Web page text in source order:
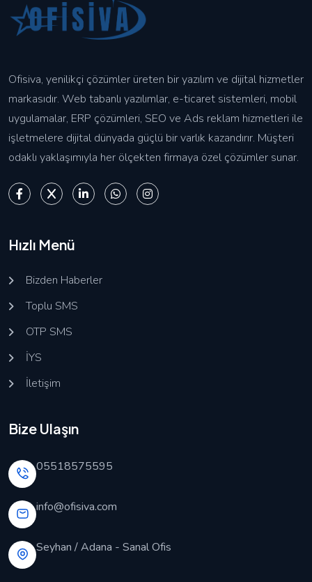
Ofisiva, yenilikçi çözümler üreten bir yazılım ve dijital hizmetler
markasıdır. Web tabanlı yazılımlar, e-ticaret sistemleri, mobil
uygulamalar, ERP çözümleri, SEO ve Ads reklam hizmetleri ile
işletmelere dijital dünyada güçlü bir varlık kazandırır. Müşteri
odaklı yaklaşımıyla her ölçekten firmaya özel çözümler sunar.
Hızlı Menü
Bizden Haberler
Toplu SMS
OTP SMS
İYS
İletişim
Bize Ulaşın
05518575595
info@ofisiva.com
Seyhan / Adana - Sanal Ofis